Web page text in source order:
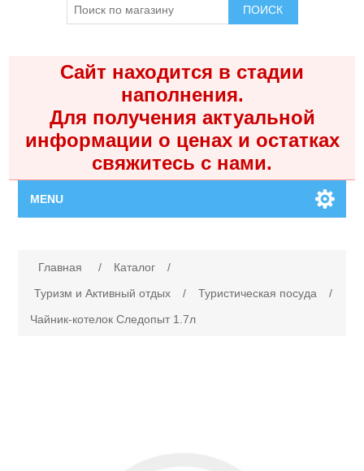
ПОИСК
Сайт находится в стадии
наполнения.
Для получения актуальной
информации о ценах и остатках
свяжитесь с нами.
MENU
Каталог
Главная / Каталог
/
Туризм и Активный отдых
/ Туристическая посуда
/
Чайник-котелок Следопыт 1.7л